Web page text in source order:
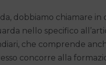
dobbiamo chiamare in
nello specifico
che comprende
concorre alla